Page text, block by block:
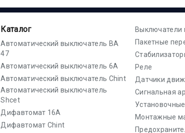
Каталог
Автоматический выключатель ВА
47
Автоматический выключатель 6А
Автоматический выключатель Chint
Автоматический выключатель
Shcet
Дифавтомат 16А
Дифавтомат Chint
Выключатели
Пакетные
Реле
Датчики
Сигнальная
Монтажные